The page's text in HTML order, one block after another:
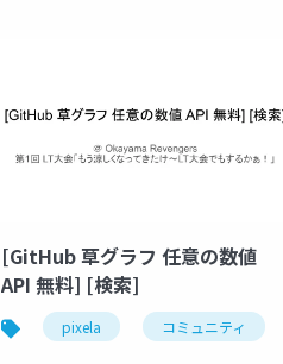
[GitHub 草グラフ 任意の数値
API 無料] [検索]
pixela コミュニティ